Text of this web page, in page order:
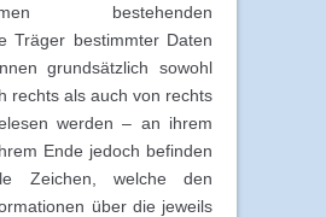
bestehenden
Träger bestimmter Daten
grundsätzlich sowohl
rechts als auch von rechts
werden – an ihrem
Ende jedoch befinden
Zeichen, welche den
über die jeweils